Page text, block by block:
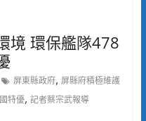
境 環保艦隊478
屏東縣政府, 屏縣府積極維護
特優, 記者蔡宗武報導